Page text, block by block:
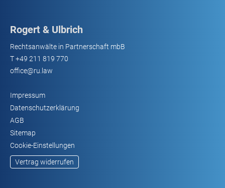
Rogert & Ulbrich
Rechtsanwälte in Partnerschaft mbB
T+49 211 819 770
office@ru.law
Impressum
Datenschutzerklärung
AGB
Sitemap
Cookie-Einstellungen
Vertrag widerrufen